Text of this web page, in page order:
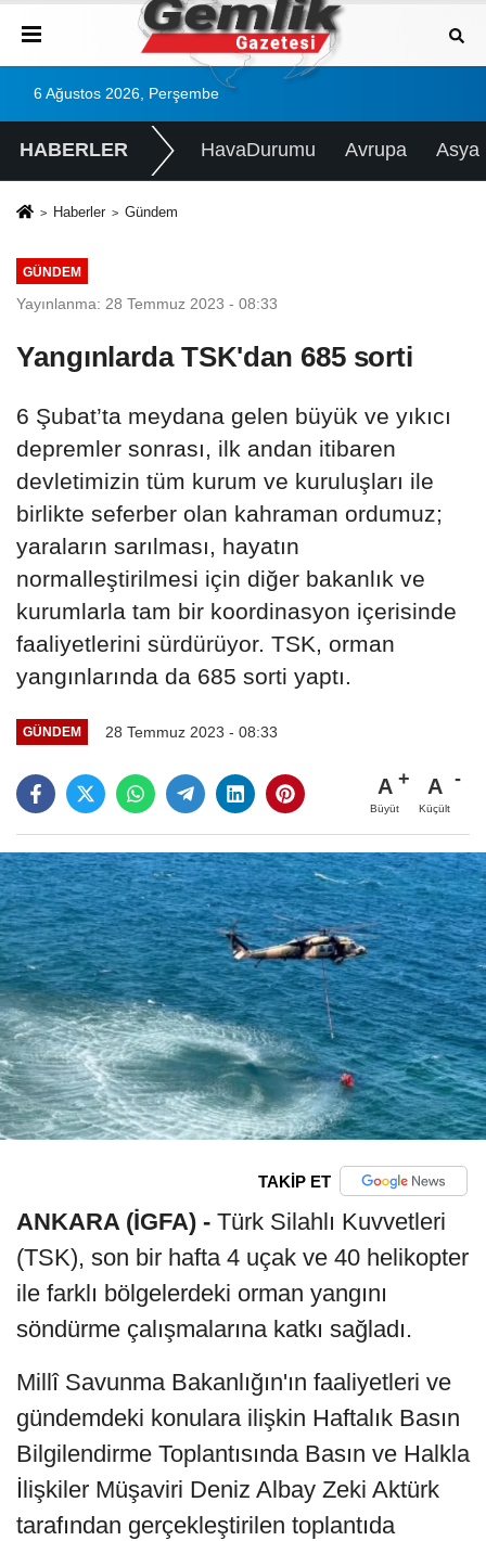
6 Ağustos 2026, Perşembe
HABERLER HavaDurumu Avrupa Asya
Haberler Gündem
GÜNDEM
Yayınlanma: 28 Temmuz 2023 - 08:33
Yangınlarda TSK'dan 685 sorti
6 Şubat’ta meydana gelen büyük ve yıkıcı
depremler sonrası, ilk andan itibaren
devletimizin tüm kurum ve kuruluşları ile
birlikte seferber olan kahraman ordumuz;
yaraların sarılması, hayatın
normalleştirilmesi için diğer bakanlık ve
kurumlarla tam bir koordinasyon içerisinde
faaliyetlerini sürdürüyor. TSK, orman
yangınlarında da 685 sorti yaptı.
GÜNDEM 28 Temmuz 2023 - 08:33
A
Büyüt
A
Küçült
TAKİP ET
ANKARA (İGFA) - Türk Silahlı Kuvvetleri
(TSK), son bir hafta 4 uçak ve 40 helikopter
ile farklı bölgelerdeki orman yangını
söndürme çalışmalarına katkı sağladı.
Millî Savunma Bakanlığın'ın faaliyetleri ve
gündemdeki konulara ilişkin Haftalık Basın
Bilgilendirme Toplantısında Basın ve Halkla
İlişkiler Müşaviri Deniz Albay Zeki Aktürk
tarafından gerçekleştirilen toplantıda